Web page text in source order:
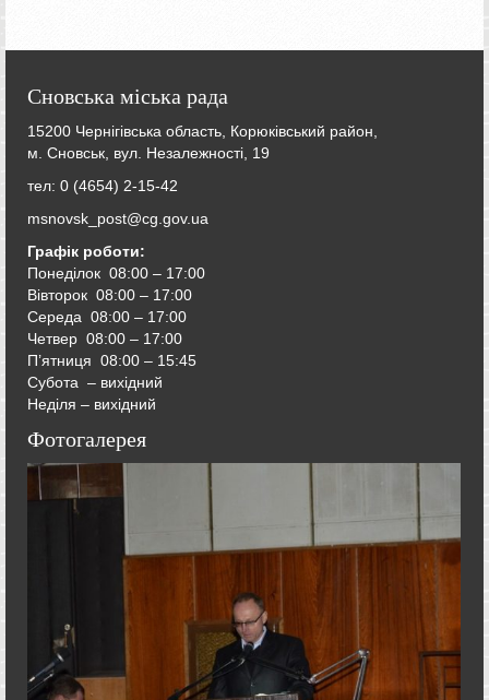
Сновська міська рада
15200 Чернігівська область, Корюківський район,
м. Сновськ, вул. Незалежності, 19
тел: 0 (4654) 2-15-42
msnovsk_post@cg.gov.ua
Графік роботи:
Понеділок 08:00 – 17:00
Вівторок 08:00 – 17:00
Середа 08:00 – 17:00
Четвер 08:00 – 17:00
П’ятниця 08:00 – 15:45
Субота – вихідний
Неділя – вихідний
Фотогалерея